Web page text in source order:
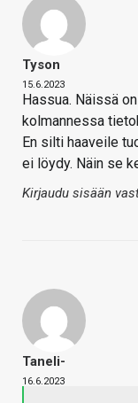
Tyson
15.6.2023
Hassua. Näissä
kolmannessa
En silti haaveile
ei löydy. Näin se
Kirjaudu sisään
Taneli-
16.6.2023